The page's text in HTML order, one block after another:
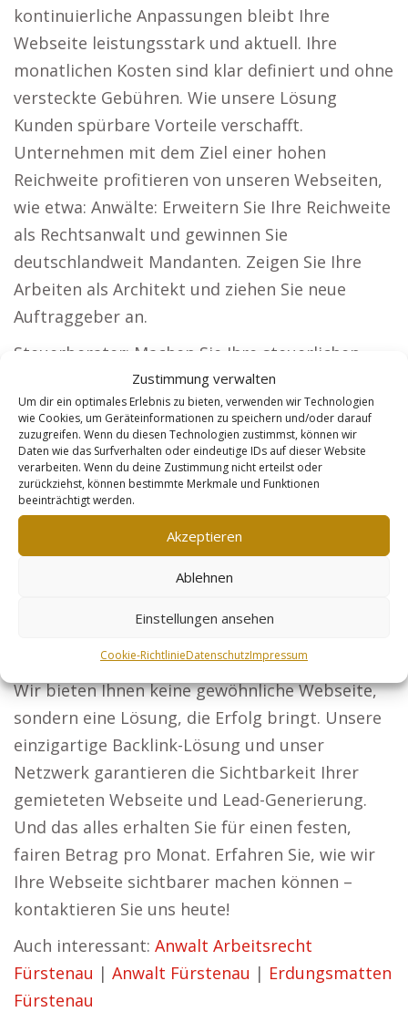
Zustimmung verwalten
Um dir ein optimales Erlebnis zu bieten, verwenden wir Technologien
wie Cookies, um Geräteinformationen zu speichern und/oder darauf
zuzugreifen. Wenn du diesen Technologien zustimmst, können wir
Daten wie das Surfverhalten oder eindeutige IDs auf dieser Website
verarbeiten. Wenn du deine Zustimmung nicht erteilst oder
zurückziehst, können bestimmte Merkmale und Funktionen
beeinträchtigt werden.
Akzeptieren
Ablehnen
Einstellungen ansehen
Cookie-RichtlinieDatenschutzImpressum
kontinuierliche Anpassungen bleibt Ihre
Webseite leistungsstark und aktuell. Ihre
monatlichen Kosten sind klar definiert und ohne
versteckte Gebühren. Wie unsere Lösung
Kunden spürbare Vorteile verschafft.
Unternehmen mit dem Ziel einer hohen
Reichweite profitieren von unseren Webseiten,
wie etwa: Anwälte: Erweitern Sie Ihre Reichweite
als Rechtsanwalt und gewinnen Sie
deutschlandweit Mandanten. Zeigen Sie Ihre
Arbeiten als Architekt und ziehen Sie neue
Auftraggeber an.
Steuerberater: Machen Sie Ihre steuerlichen
Leistungen für Firmen und Privatpersonen
bekannt. Sicherheitsdienste: Positionieren Sie
sich als bevorzugter Partner für Unternehmen
und Events in Sicherheitsfragen. Online-Händler:
Machen Sie Ihre Produkte kundenfreundlicher
und erhöhen Sie Ihre Reichweite. Der Weg zu
Ihrem Marketing-Erfolg: Unser Konzept
garantiert Ihnen, dass Sie sorgenfrei bleiben.
Ihre Webseite wird durch unsere technische
müssen nur die eingehenden Leads annehmen.
Wir bieten Ihnen keine gewöhnliche Webseite,
sondern eine Lösung, die Erfolg bringt. Unsere
einzigartige Backlink-Lösung und unser
Netzwerk garantieren die Sichtbarkeit Ihrer
gemieteten Webseite und Lead-Generierung.
Und das alles erhalten Sie für einen festen,
fairen Betrag pro Monat. Erfahren Sie, wie wir
Ihre Webseite sichtbarer machen können –
kontaktieren Sie uns heute!
Auch interessant: Anwalt Arbeitsrecht
Fürstenau | Anwalt Fürstenau | Erdungsmatten
Fürstenau